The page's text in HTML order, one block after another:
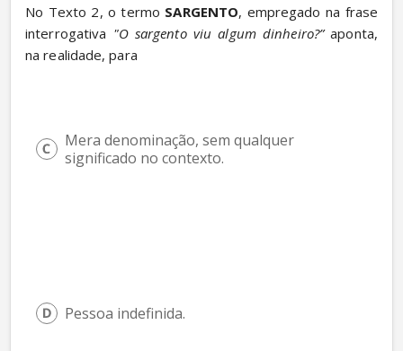
No Texto 2, o termo SARGENTO, empregado na frase
interrogativa "O sargento viu algum dinheiro?” aponta,
na realidade, para
Mera denominação, sem qualquer
significado no contexto.
Pessoa indefinida.